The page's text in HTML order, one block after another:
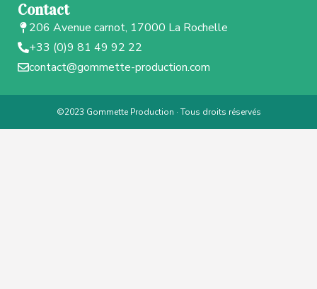
Contact
206 Avenue carnot, 17000 La Rochelle
+33 (0)9 81 49 92 22
contact@gommette-production.com
©2023 Gommette Production · Tous droits réservés